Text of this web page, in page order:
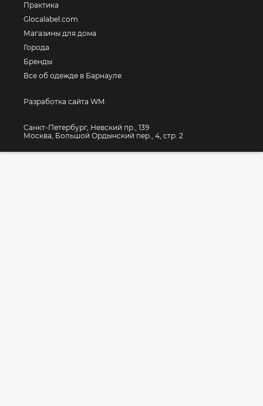
Практика
Glocalabel.com
Магазины для дома
Города
Бренды
Все об одежде в Барнауле
Разработка сайта WM
Санкт-Петербург, Невский пр., 139
Москва, Большой Ордынский пер., 4, стр. 2